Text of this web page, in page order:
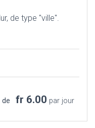
de type "ville".
de fr 6.00 par jour